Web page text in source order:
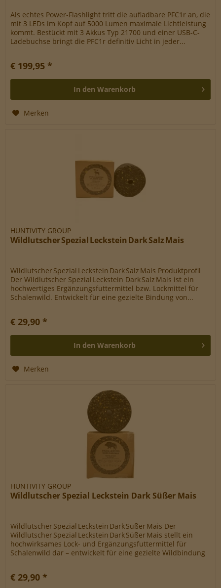
Als echtes Power-Flashlight tritt die aufladbare PFC1r an, die
mit 3 LEDs im Kopf auf 5000 Lumen maximale Lichtleistung
kommt. Bestückt mit 3 Akkus Typ 21700 und einer USB-C-
Ladebuchse bringt die PFC1r definitiv Licht in jeder...
€ 199,95 *
In den Warenkorb
Merken
HUNTIVITY GROUP
Wildlutscher Spezial Leckstein Dark Salz Mais
Wildlutscher Spezial Leckstein Dark Salz Mais Produktprofil
Der Wildlutscher Spezial Leckstein Dark Salz Mais ist ein
hochwertiges Ergänzungsfuttermittel bzw. Lock­mittel für
Schalenwild. Entwickelt für eine gezielte Bindung von...
€ 29,90 *
In den Warenkorb
Merken
HUNTIVITY GROUP
Wildlutscher Spezial Leckstein Dark Süßer Mais
Wildlutscher Spezial Leckstein Dark Süßer Mais Der
Wildlutscher Spezial Leckstein Dark Süßer Mais stellt ein
hochwirksames Lock- und Ergänzungsfuttermittel für
Schalenwild dar – entwickelt für eine gezielte Wildbindung
€ 29,90 *